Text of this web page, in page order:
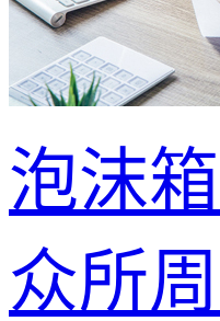
泡沫
众所